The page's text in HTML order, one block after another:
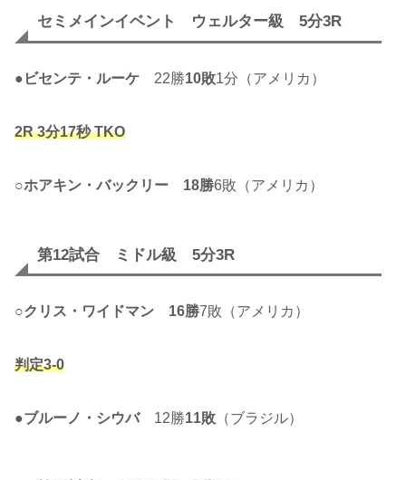
セミメインイベント ウェルター級 5分3R
● ビセンテ・ルーケ 22勝10敗1分（アメリカ）
2R 3分17秒 TKO
○ホアキン・バックリー 18勝6敗（アメリカ）
第12試合 ミドル級 5分3R
○クリス・ワイドマン 16勝7敗（アメリカ）
判定3-0
●ブルーノ・シウバ12勝11敗 （ブラジル）